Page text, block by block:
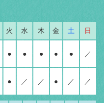
火 水 木 金 土 日
● ● ● ● ● ／
● ／ ／ ● ／ ／